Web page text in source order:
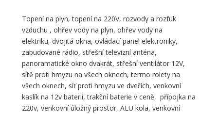
Topení na plyn, topení na 220V, rozvody a rozfuk
vzduchu , ohřev vody na plyn, ohřev vody na
elektriku, dvojitá okna, ovládací panel elektroniky,
zabudované rádio, střešní televizní anténa,
panoramatické okno dvakrát, střešní ventilátor 12V,
sítě proti hmyzu na všech oknech, termo rolety na
všech oknech, síť proti hmyzu ve dveřích, venkovní
kaslík na 12v baterii, trakční baterie v ceně, přípojka na
220v, venkovní úložný prostor, ALU kola, venkovní